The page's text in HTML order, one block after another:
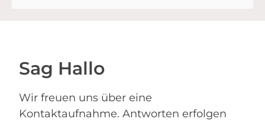
Sag Hallo
Wir freuen uns über eine
Kontaktaufnahme. Antworten erfolgen